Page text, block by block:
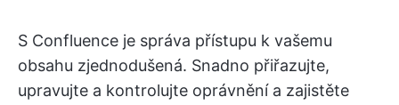
S Confluence je správa přístupu k vašemu
obsahu zjednodušená. Snadno přiřazujte,
upravujte a kontrolujte oprávnění a zajistěte